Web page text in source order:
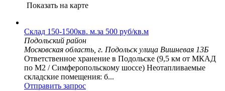
Показать на карте
Склад 150-1500кв. м.за 500 руб/кв.м
Подольский район
Московская область, г. Подольск улица Вишневая 13Б
Ответственное хранение в Подольске (9,5 км от МКАД
по М2 / Симферопольскому шоссе) Неотапливаемые
складские помещения: б...
Отправить запрос